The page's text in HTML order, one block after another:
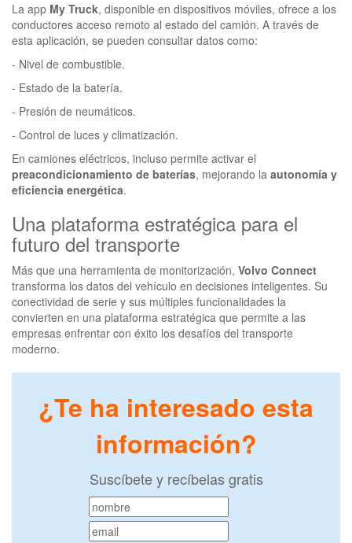
La app My Truck, disponible en dispositivos móviles, ofrece a los
conductores acceso remoto al estado del camión. A través de
esta aplicación, se pueden consultar datos como:
- Nivel de combustible.
- Estado de la batería.
- Presión de neumáticos.
- Control de luces y climatización.
En camiones eléctricos, incluso permite activar el
preacondicionamiento de baterías, mejorando la autonomía y
eficiencia energética.
Una plataforma estratégica para el
futuro del transporte
Más que una herramienta de monitorización, Volvo Connect
transforma los datos del vehículo en decisiones inteligentes. Su
conectividad de serie y sus múltiples funcionalidades la
convierten en una plataforma estratégica que permite a las
empresas enfrentar con éxito los desafíos del transporte
moderno.
¿Te ha interesado esta
información?
Suscíbete y recíbelas gratis